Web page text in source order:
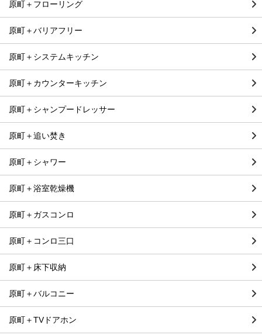
原町＋フローリング
原町＋バリアフリー
原町＋システムキッチン
原町＋カウンターキッチン
原町＋シャンプードレッサー
原町＋追い焚き
原町＋シャワー
原町＋浴室乾燥機
原町＋ガスコンロ
原町＋コンロ三口
原町＋床下収納
原町＋バルコニー
原町＋TVドアホン